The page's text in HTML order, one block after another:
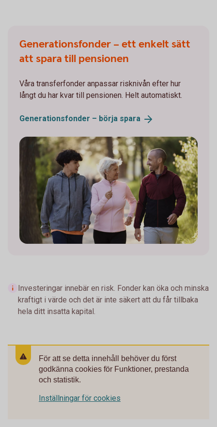
Generationsfonder – ett enkelt sätt
att spara till pensionen
Våra transferfonder anpassar risknivån efter hur
långt du har kvar till pensionen. Helt automatiskt.
Generationsfonder – börja spara
Investeringar innebär en risk. Fonder kan öka och minska
kraftigt i värde och det är inte säkert att du får tillbaka
hela ditt insatta kapital.
För att se detta innehåll behöver du först
godkänna cookies för Funktioner, prestanda
och statistik.
Inställningar för cookies